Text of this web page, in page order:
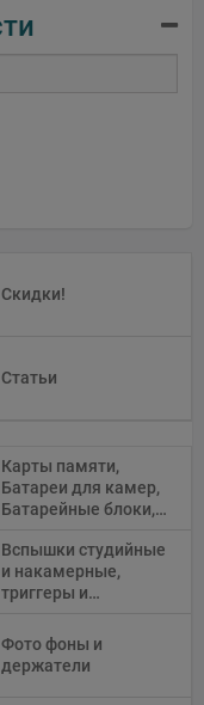
Скидки!
Статьи
Карты памяти,
Батареи для камер,
Батарейные блоки,
Вспышки студийные
и накамерные,
триггеры и
Фото фоны и
держатели